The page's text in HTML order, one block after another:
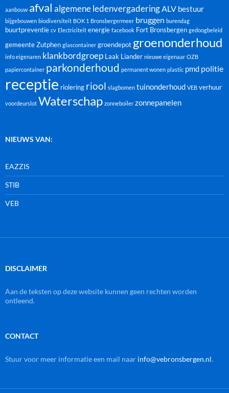
aanbouw afval algemene ledenvergaderingALV bestuur
bijgebouwen biodiversiteit BOK 1 Bronsbergermeer bruggen burendag
buurtpreventie cv Electriciteit energie facebook Fort Bronsbergen gedoogbeleid
gemeente Zutphen glascontainer groendepot groenonderhoud
info eigenaren klankbordgroep Laak Liander nieuwe eigenaar OZB
papiercontainer parkonderhoud permanent wonen plastic pmd politie
receptie riolering riool slagbomen tuinonderhoud VEB verhuur
voordeurslot Waterschap zonneboiler zonnepanelen
NIEUWS VAN:
EAZZIS
STIB
VEB
DISCLAIMER
Aan de teksten op deze website kunnen geen rechten worden
ontleend.
CONTACT
Stuur voor meer informatie een mail naar info@vebronsbergen.nl.